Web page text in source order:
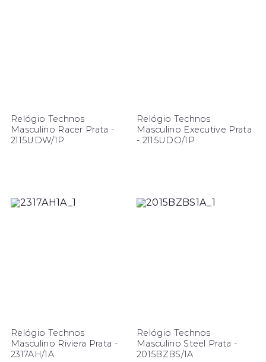
Relógio Technos
Masculino Racer Prata -
2115UDW/1P
Relógio Technos
Masculino Executive Prata
- 2115UDO/1P
Relógio Technos
Masculino Riviera Prata -
2317AH/1A
Relógio Technos
Masculino Steel Prata -
2015BZBS/1A